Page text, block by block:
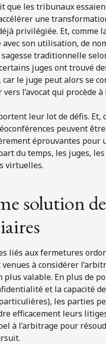
que les tribunaux
une
privilégiée. Et, comme
avec son utilisation, de
traditionnelle
juges ont trouvé
le juge peut alors se
l’avocat qui procède
leur lot de défis. Et,
peuvent
éprouvantes pour
du temps, les juges,
virtuelles.
solution
liés aux fermetures
à considérer
valable. En plus de
et la capacité
les parties
efficacement leurs
à l’arbitrage pour